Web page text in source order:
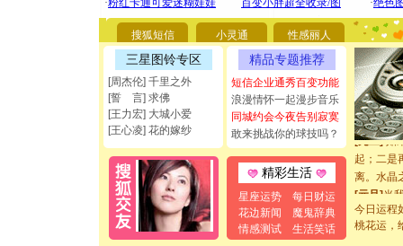
搜狐短信 小灵通 性感丽人
三星图铃专区
[周杰伦] 千里之外
[誓 言] 求佛
[王力宏] 大城小爱
[王心凌] 花的嫁纱
精品专题推荐
短信企业通秀百变功能
浪漫情怀一起漫步音乐
同城约会今夜告别寂寞
敢来挑战你的球技吗？
精彩生活
星座运势
每日财运
花边新闻
魔鬼辞典
情感测试
生活笑话
能正大
都要快乐
[圣诞节]
如意,快
[元旦]看
断电。爱
你是我专
[元旦]如
起；二是
离。水
[元旦]
当
泣，这痛
卖了。水
今日运程
桃花运，